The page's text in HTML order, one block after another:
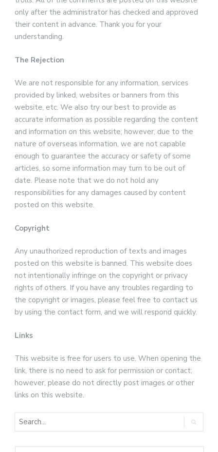
only after the administrator has checked and approved
their content in advance. Thank you for your
understanding.
The Rejection
We are not responsible for any information, services
provided by linked, websites or banners from this
website, etc. We also try our best to provide as
accurate information as possible regarding the content
and information on this website; however, due to the
nature of overseas information, we are not capable
enough to guarantee the accuracy or safety of some
articles, so some information may turn to be out of
date. Please note that we do not hold any
responsibilities for any damages caused by content
posted on this website.
Copyright
Any unauthorized reproduction of texts and images
posted on this website is banned. This website does
not intentionally infringe on the copyright or privacy
rights of others. If you have any troubles regarding to
the copyright or images, please feel free to contact us
by using the contact form, and we will respond quickly.
Links
This website is free for users to use. When opening the
link, there is no need to ask for permission or contact;
however, please do not directly post images or other
links on this website.